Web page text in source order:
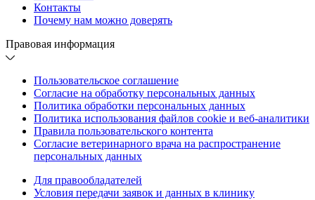
Контакты
Почему нам можно доверять
Правовая информация
Пользовательское соглашение
Согласие на обработку персональных данных
Политика обработки персональных данных
Политика использования файлов cookie и веб-аналитики
Правила пользовательского контента
Согласие ветеринарного врача на распространение
персональных данных
Для правообладателей
Условия передачи заявок и данных в клинику